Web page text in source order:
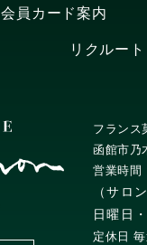
会員カード案内
リクルート
フランス
函館市
営業時間
（サロ
日曜日
定休日